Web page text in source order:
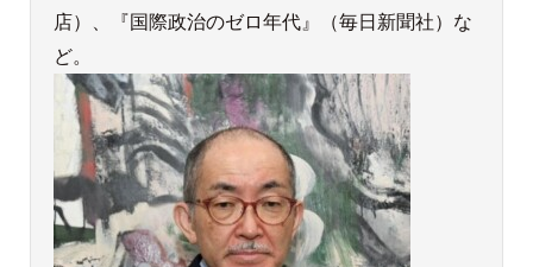
店）、『国際政治のゼロ年代』（毎日新聞社）な
ど。